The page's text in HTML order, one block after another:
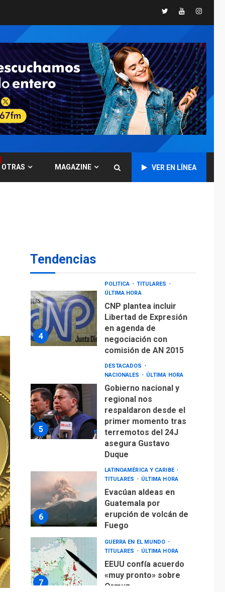
TwitterYoutube
OTRAS MAGAZINE VER EN LÍNEA
Tendencias
1
dicen que atacaron
dos petroleros
sauditas
2
REGIONALES ÚLTIMA HORA
Instituciones
estadales se suman
al Plan Agosto de
Escuelas Abiertas
2026
TITULARES
Concejo Municipal de
Mariño respalda a
Cámara de Comercio
4
comisión de AN 2015
DESTACADOS
NACIONALES
ÚLTIMA HORA
Gobierno nacional y
regional nos
respaldaron desde el
terremotos del 24J
Duque
LATINOAMÉRICA Y CARIBE
TITULARES
ÚLTIMA HORA
Evacúan aldeas en
Guatemala por
erupción de volcán de
7
GUERRA EN EL MUNDO
TITULARES
ÚLTIMA HORA
EEUU confía acuerdo
«muy pronto» sobre
Ormuz
1
ÚLTIMA HORA
Hutíes de Yemen
dicen que atacaron
dos petroleros
sauditas